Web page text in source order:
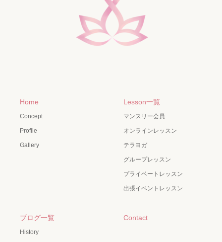
Home
Concept
Profile
Gallery
Lesson一覧
マンスリー会員
オンラインレッスン
テラヨガ
グループレッスン
プライベートレッスン
出張イベントレッスン
ブログ一覧
History
Contact